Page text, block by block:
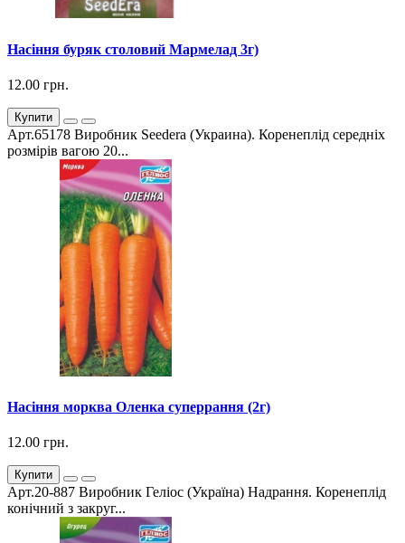
Насіння буряк столовий Мармелад 3г)
12.00 грн.
Купити
Арт.65178 Виробник Seedera (Украина). Коренеплід середніх
розмірів вагою 20...
Насіння морква Оленка суперрання (2г)
12.00 грн.
Купити
Арт.20-887 Виробник Геліос (Україна) Надрання. Коренеплід
конічний з закруг...